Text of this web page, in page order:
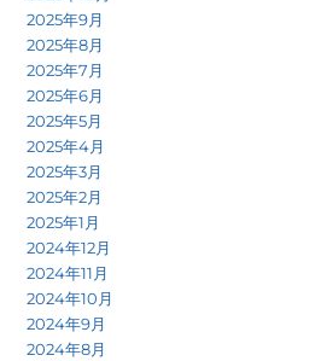
2025年9月
2025年8月
2025年7月
2025年6月
2025年5月
2025年4月
2025年3月
2025年2月
2025年1月
2024年12月
2024年11月
2024年10月
2024年9月
2024年8月